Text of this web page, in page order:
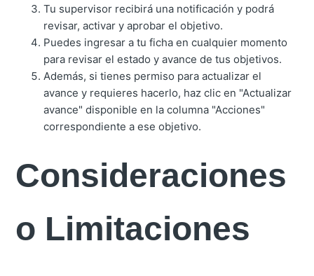
Tu supervisor recibirá una notificación y podrá
revisar, activar y aprobar el objetivo.
Puedes ingresar a tu ficha en cualquier momento
para revisar el estado y avance de tus objetivos.
Además, si tienes permiso para actualizar el
avance y requieres hacerlo, haz clic en "Actualizar
avance" disponible en la columna "Acciones"
correspondiente a ese objetivo.
Consideraciones
o Limitaciones